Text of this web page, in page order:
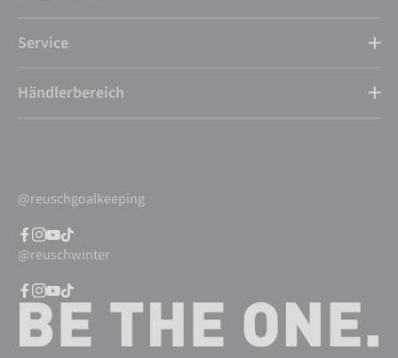
Service
Händlerbereich
@reuschgoalkeeping
@reuschwinter